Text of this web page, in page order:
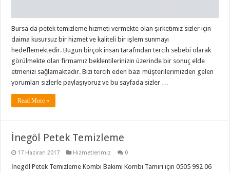
Bursa da petek temizleme hizmeti vermekte olan şirketimiz sizler için
daima kusursuz bir hizmet ve kaliteli bir işlem sunmayı
hedeflemektedir. Bugün birçok insan tarafından tercih sebebi olarak
görülmekte olan firmamız beklentilerinizin üzerinde bir sonuç elde
etmenizi sağlamaktadır. Bizi tercih eden bazı müşterilerimizden gelen
yorumları sizlerle paylaşıyoruz ve bu sayfada sizler …
Read More »
İnegöl Petek Temizleme
17 Haziran 2017 Hizmetlerimiz 0
İnegöl Petek Temizleme Kombi Bakımı Kombi Tamiri için 0505 992 06